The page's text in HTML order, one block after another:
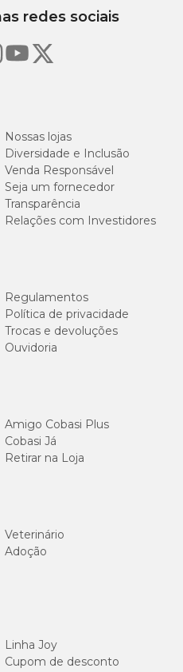
g/kg
5%
30
g/kg
3%
mg/kg
0,001%
100
mg/kg
0,01%
Quantidade
Sheba?
Nossas lojas
Diversidade e Inclusão
Venda Responsável
Seja um fornecedor
Transparência
Relações com Investidores
Regulamentos
Política de privacidade
Trocas e devoluções
Ouvidoria
Amigo Cobasi Plus
Cobasi Já
Retirar na Loja
Veterinário
Adoção
Linha Joy
Cupom de desconto
redes sociais